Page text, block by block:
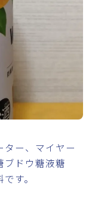
ター、マイヤー
ブドウ糖液糖
す。